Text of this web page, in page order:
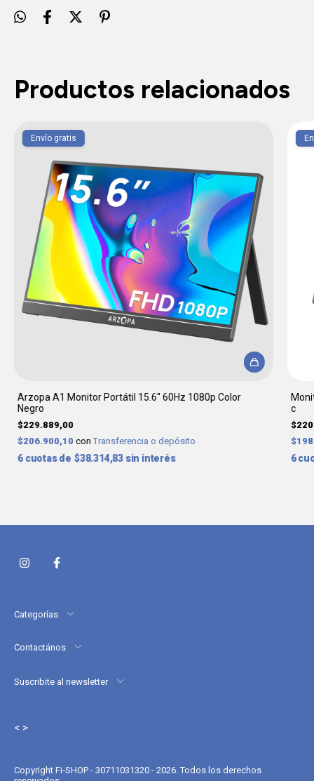
Productos relacionados
Envío gratis
Arzopa A1 Monitor Portátil 15.6'' 60Hz 1080p Color
Negro
$229.889,00
$206.900,10 con Transferencia o depósito
6 $38.314,83 sin interés
c
6
Categorías
Contactános
Suscribite al newsletter
< >
Copyright Fi-SHOP - 30711031320 - 2026. Todos los derechos